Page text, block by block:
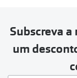
Subscreva
um